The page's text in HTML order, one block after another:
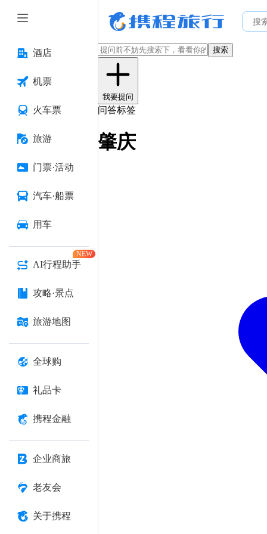
酒店
机票
火车票
旅游
门票·活动
汽车·船票
用车
AI行程助手
NEW
攻略·景点
旅游地图
全球购
礼品卡
携程金融
企业商旅
老友会
关于携程
搜索
我要提问
问答标签
肇庆